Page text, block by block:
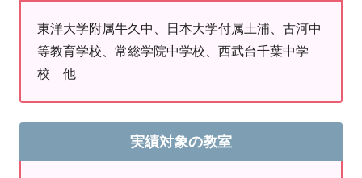
・ご通塾の生徒様のご兄弟(姉妹)またはご兄弟(姉
妹)が同時に入会になった場合
⇒最大3ヶ月間お月謝が半額！
※同時にご入会の場合、下のお子様のみ対象で
東洋大学附属牛久中、日本大学付属土浦、古河中
等教育学校、常総学院中学校、西武台千葉中学
校 他
実績対象の教室